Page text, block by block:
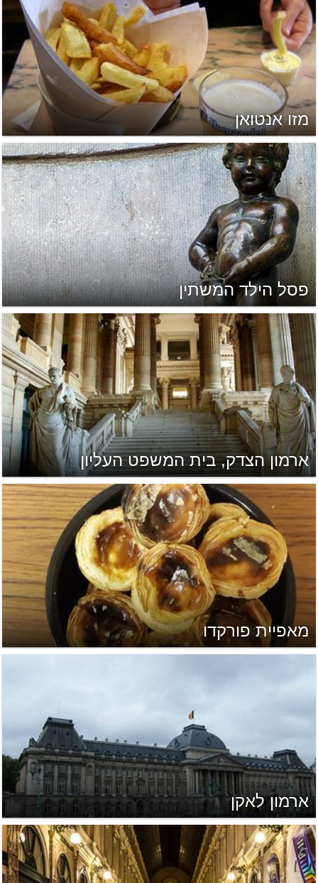
מזו אנטואן
פסל הילד המשתין
ארמון הצדק, בית המשפט העליון
מאפיית פורקדו
ארמון לאקן